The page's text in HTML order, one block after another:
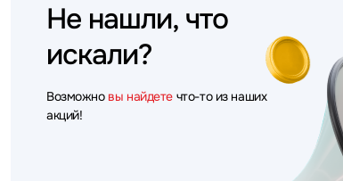
Не нашли, что
искали?
Возможно вы найдете что-то из наших
акций!